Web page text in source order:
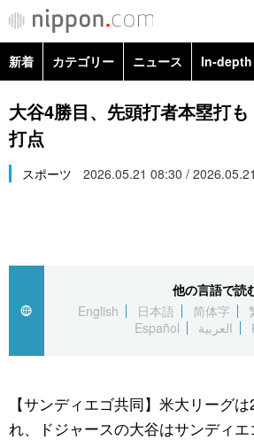
カテゴリー
経済・ビジネス
国際
文化
トップ
アーカイブ
In-depth
Japan Data
動画/Live
新着 カテゴリー ニュース In-depth
政治・外交
経済・ビジネス
スポーツ・東京2020
大谷4勝目、先頭打者本塁打
打点
スポーツ 2026.05.21 08:30 /
他の言語で読
English
日本語 简体字
Español
العربية
【サンディエゴ共同】米大リーグ
れ、ドジャースの大谷はサンディ